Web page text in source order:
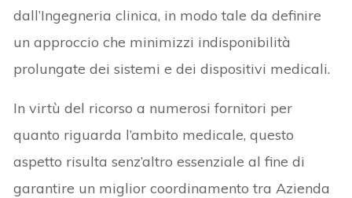
dall’Ingegneria clinica, in modo tale da definire
un approccio che minimizzi indisponibilità
prolungate dei sistemi e dei dispositivi medicali.
In virtù del ricorso a numerosi fornitori per
quanto riguarda l’ambito medicale, questo
aspetto risulta senz’altro essenziale al fine di
garantire un miglior coordinamento tra Azienda